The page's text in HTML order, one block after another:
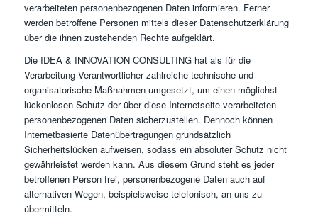
verarbeiteten personenbezogenen Daten informieren. Ferner
werden betroffene Personen mittels dieser Datenschutzerklärung
über die ihnen zustehenden Rechte aufgeklärt.
Die IDEA & INNOVATION CONSULTING hat als für die
Verarbeitung Verantwortlicher zahlreiche technische und
organisatorische Maßnahmen umgesetzt, um einen möglichst
lückenlosen Schutz der über diese Internetseite verarbeiteten
personenbezogenen Daten sicherzustellen. Dennoch können
Internetbasierte Datenübertragungen grundsätzlich
Sicherheitslücken aufweisen, sodass ein absoluter Schutz nicht
gewährleistet werden kann. Aus diesem Grund steht es jeder
betroffenen Person frei, personenbezogene Daten auch auf
alternativen Wegen, beispielsweise telefonisch, an uns zu
übermitteln.